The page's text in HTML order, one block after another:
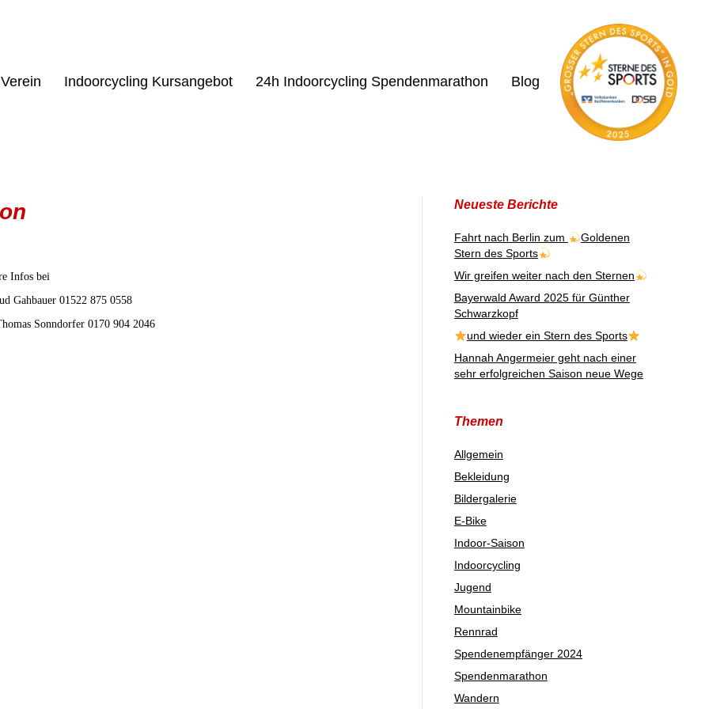
Verein Indoorcycling Kursangebot 24h Indoorcycling Spendenmarathon Blog
Infos bei
Gahbauer 01522 875 0558
Sonndorfer 0170 904 2046
Neueste Berichte
Fahrt nach Berlin zum
Goldenen
Stern des Sports
Wir greifen weiter nach den Sternen
Bayerwald Award 2025 für Günther
Schwarzkopf
und wieder ein Stern des Sports
Hannah Angermeier geht nach einer
sehr erfolgreichen Saison neue Wege
Themen
Allgemein
Bekleidung
Bildergalerie
E-Bike
Indoor-Saison
Indoorcycling
Jugend
Mountainbike
Rennrad
Spendenempfänger 2024
Spendenmarathon
Wandern